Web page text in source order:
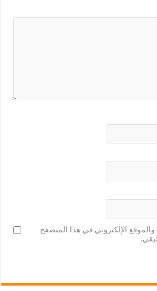
الإلكتروني في هذا المتصفح